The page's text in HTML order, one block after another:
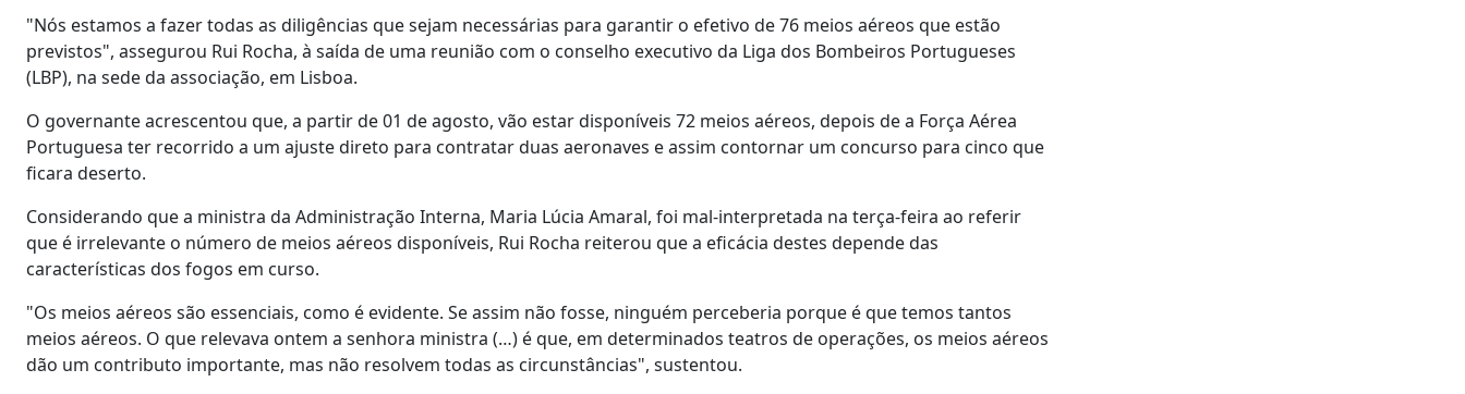
"Nós estamos a fazer todas as diligências que sejam necessárias para garantir o efetivo de 76 meios aéreos que estão
previstos", assegurou Rui Rocha, à saída de uma reunião com o conselho executivo da Liga dos Bombeiros Portugueses
(LBP), na sede da associação, em Lisboa.
O governante acrescentou que, a partir de 01 de agosto, vão estar disponíveis 72 meios aéreos, depois de a Força Aérea
Portuguesa ter recorrido a um ajuste direto para contratar duas aeronaves e assim contornar um concurso para cinco que
ficara deserto.
Considerando que a ministra da Administração Interna, Maria Lúcia Amaral, foi mal-interpretada na terça-feira ao referir
que é irrelevante o número de meios aéreos disponíveis, Rui Rocha reiterou que a eficácia destes depende das
características dos fogos em curso.
"Os meios aéreos são essenciais, como é evidente. Se assim não fosse, ninguém perceberia porque é que temos tantos
meios aéreos. O que relevava ontem a senhora ministra (…) é que, em determinados teatros de operações, os meios aéreos
dão um contributo importante, mas não resolvem todas as circunstâncias", sustentou.